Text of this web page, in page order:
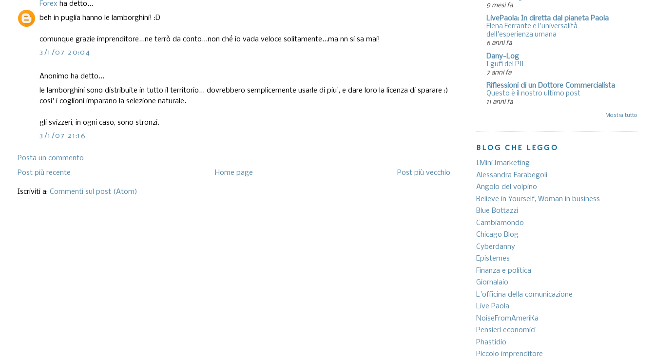
Forex ha detto...
beh in puglia hanno le lamborghini! :D
comunque grazie imprenditore...ne terrò da conto...non ché io vada veloce solitamente...ma nn si sa mai!
3/1/07 20:04
Anonimo ha detto...
le lamborghini sono distribuite in tutto il territorio... dovrebbero semplicemente usarle di piu', e dare loro la licenza di sparare :)
cosi' i coglioni imparano la selezione naturale.
gli svizzeri, in ogni caso, sono stronzi.
3/1/07 21:16
Posta un commento
Post più recente
Post più vecchio
Home page
Iscriviti a:Commenti sul post (Atom)
9 mesi fa
LivePaola: In diretta dal pianeta Paola
Elena Ferrante e l'universalità
dell'esperienza umana
6 anni fa
Dany-Log
I gufi del PIL
7 anni fa
Riflessioni di un Dottore Commercialista
Questo è il nostro ultimo post
11 anni fa
Mostra tutto
BLOG CHE LEGGO
[Mini]marketing
Alessandra Farabegoli
Angolo del volpino
Believe in Yourself, Woman in business
Blue Bottazzi
Cambiamondo
Chicago Blog
Cyberdanny
Epistemes
Finanza e politica
Giornalaio
L'officina della comunicazione
Live Paola
NoiseFromAmeriKa
Pensieri economici
Phastidio
Piccolo imprenditore